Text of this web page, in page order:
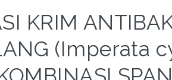
KRIM
(Imperata